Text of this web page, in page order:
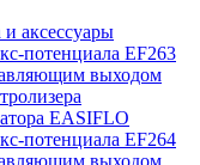
аксессуары
потенциала EF263
выходом
EASIFLO
потенциала EF264
выходом